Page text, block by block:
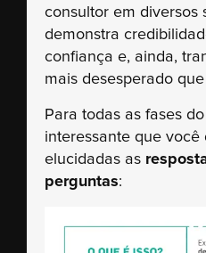
consultor em diversos
demonstra
confiança e, ainda,
mais desesperado
Para todas as fases
interessante que você
elucidadas as
perguntas: